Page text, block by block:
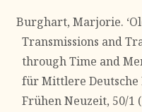
Burghart, Marjorie.
Transmissions and
through Time and
für Mittlere
Frühen Neuzeit, 50/1